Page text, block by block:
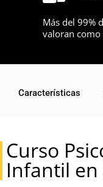
Más del 99%
valoran como
Características
Curso
Infantil en